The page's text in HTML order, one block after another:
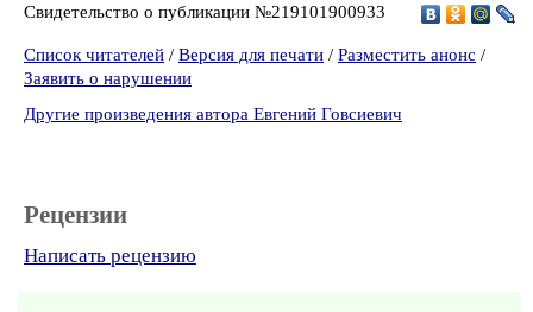
Свидетельство о публикации №219101900933
Список читателей / Версия для печати / Разместить анонс /
Заявить о нарушении
Другие произведения автора Евгений Говсиевич
Рецензии
Написать рецензию